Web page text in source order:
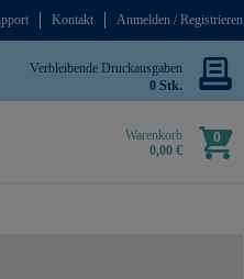
Kontakt Anmelden / Registrieren
Verbleibende Druckausgaben
0 Stk.
Warenkorb
0,00 €
0